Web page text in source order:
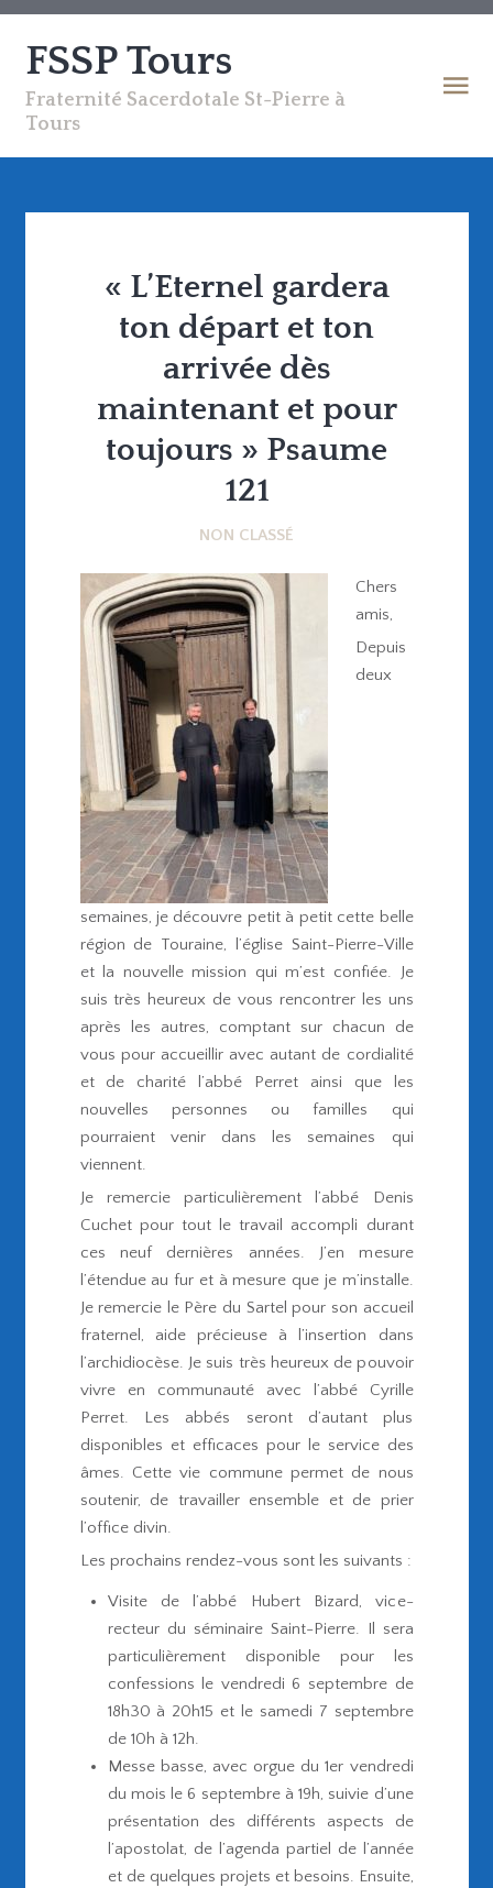
FSSP Tours
Fraternité Sacerdotale St-Pierre à
Tours
« L’Eternel gardera
ton départ et ton
arrivée dès
maintenant et pour
toujours » Psaume
121
NON CLASSÉ
Chers
amis,
Depuis
deux
semaines, je découvre petit à petit cette belle
région de Touraine, l’église Saint-Pierre-Ville
et la nouvelle mission qui m’est confiée. Je
suis très heureux de vous rencontrer les uns
après les autres, comptant sur chacun de
vous pour accueillir avec autant de cordialité
et de charité l’abbé Perret ainsi que les
nouvelles personnes ou familles qui
pourraient venir dans les semaines qui
viennent.
Je remercie particulièrement l’abbé Denis
Cuchet pour tout le travail accompli durant
ces neuf dernières années. J’en mesure
l’étendue au fur et à mesure que je m’installe.
Je remercie le Père du Sartel pour son accueil
fraternel, aide précieuse à l’insertion dans
l’archidiocèse. Je suis très heureux de pouvoir
vivre en communauté avec l’abbé Cyrille
Perret. Les abbés seront d’autant plus
disponibles et efficaces pour le service des
âmes. Cette vie commune permet de nous
soutenir, de travailler ensemble et de prier
l’office divin.
Les prochains rendez-vous sont les suivants :
Visite de l’abbé Hubert Bizard, vice-
recteur du séminaire Saint-Pierre. Il sera
particulièrement disponible pour les
confessions le vendredi 6 septembre de
18h30 à 20h15 et le samedi 7 septembre
de 10h à 12h.
Messe basse, avec orgue du 1er vendredi
du mois le 6 septembre à 19h, suivie d’une
présentation des différents aspects de
l’apostolat, de l’agenda partiel de l’année
et de quelques projets et besoins. Ensuite,